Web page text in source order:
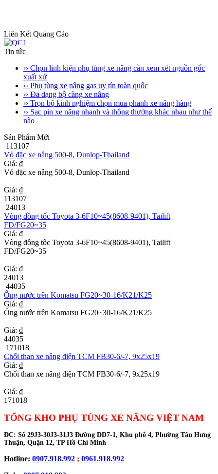
Liên Kết Quảng Cáo
Tin tức
›› Chọn linh kiện phụ tùng xe nâng cần xem xét nguồn gốc
xuất xứ
›› Phụ tùng xe nâng gas uy tín toàn quốc
›› Đa dạng bộ càng xe nâng
›› Trọn bộ kinh nghiệm chọn mua phanh xe nâng hàng
›› Sạc pin xe nâng nhanh và thông thường khác nhau như thế
nào
Sản Phẩm Mới
113107
Vỏ đặc xe nâng 500-8, Dunlop-Thailand
Giá: ₫
Vỏ đặc xe nâng 500-8, Dunlop-Thailand
Giá: ₫
113107
24013
Vòng đồng tốc Toyota 3-6F10~45(8608-9401), Tailift
FD/FG20~35
Giá: ₫
Vòng đồng tốc Toyota 3-6F10~45(8608-9401), Tailift
FD/FG20~35
Giá: ₫
24013
44035
Ống nước trên Komatsu FG20~30-16/K21/K25
Giá: ₫
Ống nước trên Komatsu FG20~30-16/K21/K25
Giá: ₫
44035
171018
Chổi than xe nâng điện TCM FB30-6/-7, 9x25x19
Giá: ₫
Chổi than xe nâng điện TCM FB30-6/-7, 9x25x19
Giá: ₫
171018
TỔNG KHO PHỤ TÙNG XE NÂNG VIỆT NAM
ĐC: Số 29J3-30J3-31J3 Đường DD7-1, Khu phố 4, Phường Tân Hưng
Thuận, Quận 12, TP Hồ Chí Minh
Hotline: 0907.918.992 ; 0961.918.992